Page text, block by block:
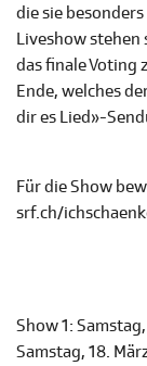
die sie
Liveshow stehen
das finale Voting
Ende, welches
dir es Lied»-
Für die Show
srf.ch/
Show 1: Samstag,
Samstag, 18.